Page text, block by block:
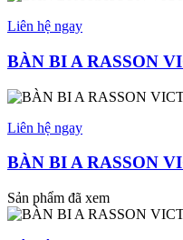
Liên hệ ngay
BÀN BI A RASSON
Liên hệ ngay
BÀN BI A RASSON
Sản phẩm đã xem